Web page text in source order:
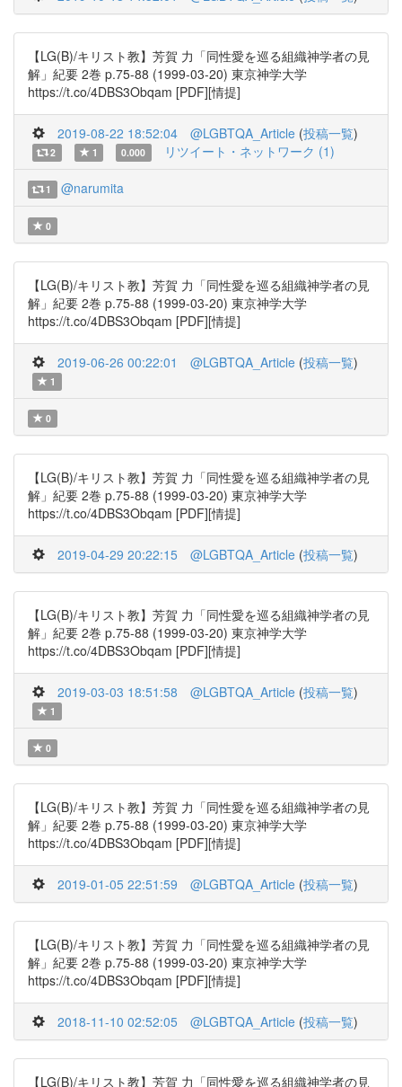
【LG(B)/キリスト教】芳賀 力「同性愛を巡る組織神学者の見
解」紀要 2巻 p.75-88 (1999-03-20) 東京神学大学
https://t.co/4DBS3Obqam [PDF][情提]
2019-08-22 18:52:04 @LGBTQA_Article (投稿一覧)
2 1 0.000 リツイート・ネットワーク (1)
1 @narumita
0
【LG(B)/キリスト教】芳賀 力「同性愛を巡る組織神学者の見
解」紀要 2巻 p.75-88 (1999-03-20) 東京神学大学
https://t.co/4DBS3Obqam [PDF][情提]
2019-06-26 00:22:01 @LGBTQA_Article (投稿一覧)
1
0
【LG(B)/キリスト教】芳賀 力「同性愛を巡る組織神学者の見
解」紀要 2巻 p.75-88 (1999-03-20) 東京神学大学
https://t.co/4DBS3Obqam [PDF][情提]
2019-04-29 20:22:15 @LGBTQA_Article (投稿一覧)
【LG(B)/キリスト教】芳賀 力「同性愛を巡る組織神学者の見
解」紀要 2巻 p.75-88 (1999-03-20) 東京神学大学
https://t.co/4DBS3Obqam [PDF][情提]
2019-03-03 18:51:58 @LGBTQA_Article (投稿一覧)
1
0
【LG(B)/キリスト教】芳賀 力「同性愛を巡る組織神学者の見
解」紀要 2巻 p.75-88 (1999-03-20) 東京神学大学
https://t.co/4DBS3Obqam [PDF][情提]
2019-01-05 22:51:59 @LGBTQA_Article (投稿一覧)
【LG(B)/キリスト教】芳賀 力「同性愛を巡る組織神学者の見
解」紀要 2巻 p.75-88 (1999-03-20) 東京神学大学
https://t.co/4DBS3Obqam [PDF][情提]
2018-11-10 02:52:05 @LGBTQA_Article (投稿一覧)
【LG(B)/キリスト教】芳賀 力「同性愛を巡る組織神学者の見